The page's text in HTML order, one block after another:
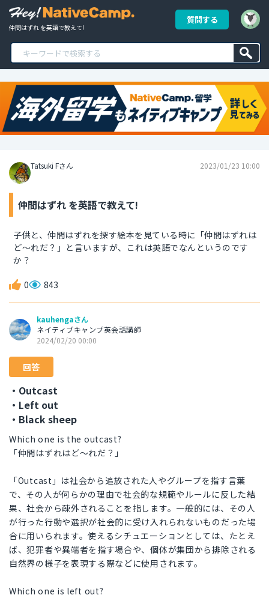
仲間はずれ を英語で教えて!
質問する
Tatsuki Fさん 2023/01/23 10:00
仲間はずれ を英語で教えて!
子供と、仲間はずれを探す絵本を見ている時に「仲間はずれは
ど〜れだ？」と言いますが、これは英語でなんというのです
か？
0 843
kauhengaさん
ネイティブキャンプ英会話講師
2024/02/20 00:00
回答
・Outcast
・Left out
・Black sheep
Which one is the outcast?
「仲間はずれはど〜れだ？」
「Outcast」は社会から追放された人やグループを指す言葉
で、その人が何らかの理由で社会的な規範やルールに反した結
果、社会から疎外されることを指します。一般的には、その人
が行った行動や選択が社会的に受け入れられないものだった場
合に用いられます。使えるシチュエーションとしては、たとえ
ば、犯罪者や異端者を指す場合や、個体が集団から排除される
自然界の様子を表現する際などに使用されます。
Which one is left out?